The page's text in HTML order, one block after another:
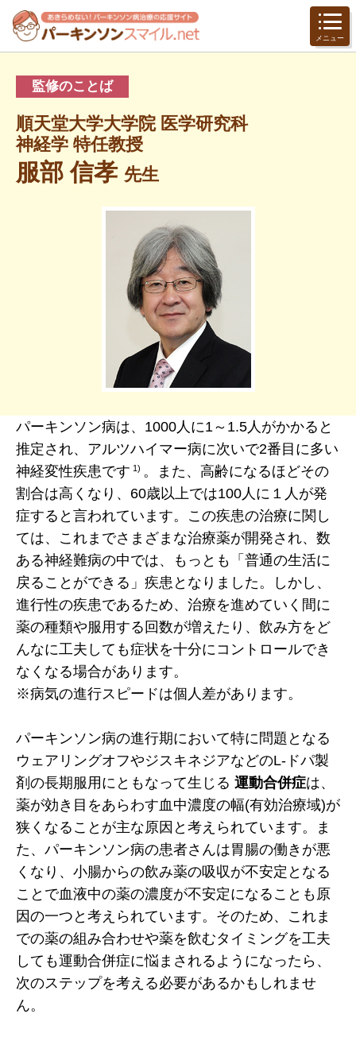
メニュー
監修のことば
順天堂大学大学院 医学研究科
神経学 特任教授
服部 信孝 先生
パーキンソン病は、1000人に1～1.5人がかかると
推定され、アルツハイマー病に次いで2番目に多い
神経変性疾患です 1) 。また、高齢になるほどその
割合は高くなり、60歳以上では100人に１人が発
症すると言われています。この疾患の治療に関し
ては、これまでさまざまな治療薬が開発され、数
ある神経難病の中では、もっとも「普通の生活に
戻ることができる」疾患となりました。しかし、
進行性の疾患であるため、治療を進めていく間に
薬の種類や服用する回数が増えたり、飲み方をど
んなに工夫しても症状を十分にコントロールでき
なくなる場合があります。
※病気の進行スピードは個人差があります。
パーキンソン病の進行期において特に問題となる
ウェアリングオフやジスキネジアなどのL-ドパ製
剤の長期服用にともなって生じる 運動合併症は、
薬が効き目をあらわす血中濃度の幅(有効治療域)が
狭くなることが主な原因と考えられています。ま
た、パーキンソン病の患者さんは胃腸の働きが悪
くなり、小腸からの飲み薬の吸収が不安定となる
ことで血液中の薬の濃度が不安定になることも原
因の一つと考えられています。そのため、これま
での薬の組み合わせや薬を飲むタイミングを工夫
しても運動合併症に悩まされるようになったら、
次のステップを考える必要があるかもしれませ
ん。